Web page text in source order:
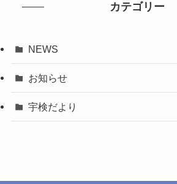
カテゴリー
NEWS
お知らせ
宇検だより